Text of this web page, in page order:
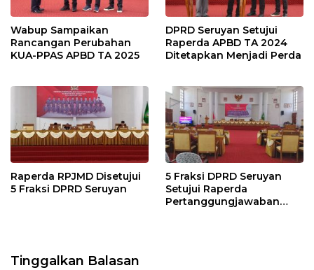
Wabup Sampaikan
Rancangan Perubahan
KUA-PPAS APBD TA 2025
DPRD Seruyan Setujui
Raperda APBD TA 2024
Ditetapkan Menjadi Perda
Raperda RPJMD Disetujui
5 Fraksi DPRD Seruyan
5 Fraksi DPRD Seruyan
Setujui Raperda
Pertanggungjawaban
Tinggalkan Balasan